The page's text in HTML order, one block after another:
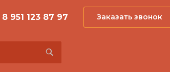
8 951 123 87 97 Заказать звонок